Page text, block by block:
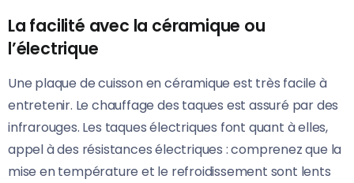
La facilité avec la céramique ou
l’électrique
Une plaque de cuisson en céramique est très facile à
entretenir. Le chauffage des taques est assuré par des
infrarouges. Les taques électriques font quant à elles,
appel à des résistances électriques : comprenez que la
mise en température et le refroidissement sont lents